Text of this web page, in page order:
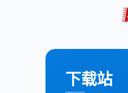
下载站